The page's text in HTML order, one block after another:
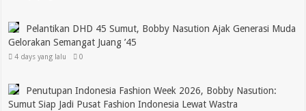
Pelantikan DHD 45 Sumut, Bobby Nasution Ajak Generasi Muda
Gelorakan Semangat Juang ’45
4 days yang lalu 0
Penutupan Indonesia Fashion Week 2026, Bobby Nasution:
Sumut Siap Jadi Pusat Fashion Indonesia Lewat Wastra